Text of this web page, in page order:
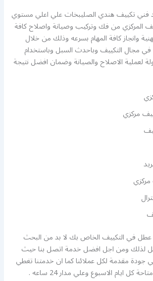
تكييف هندي الصليبخات علي اعلي مستوي
المركزي من فك وتركيب وصيانة واصلاح كافة
وانجاز كافة المهام بسرعه وذلك من خلال
في مجال التكييف وباحدث السبل وباستخدام
لعملية الاصلاح والصيانة وضمان افضل نتيجة
مركزي
في التكييف الخاص بك لا بد من البحث
لذلك ومن اجل افضل خدمة اتصل بنا حيث
جودة مقدمة لكل عملائنا كما ان خدمتنا تغطي
كل ايام الاسبوع وعلي مدار 24 ساعه .